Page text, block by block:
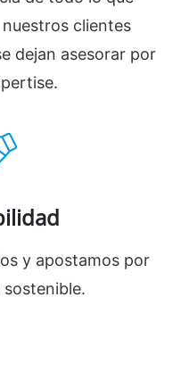
clientes
dejan asesorar por
y apostamos por